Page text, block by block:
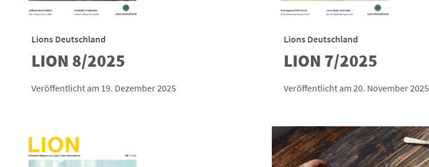
Lions Deutschland
LION 8/2025
Veröffentlicht am 19. Dezember 2025
Lions Deutschland
LION 7/2025
Veröffentlicht am 20. November 2025